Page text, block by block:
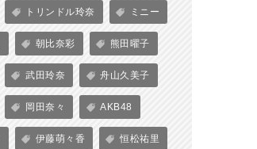
トリンドル玲奈 ミニー
朝比奈彩 熊田曜子
武田玲奈 舟山久美子
岡田奈々 AKB48
伊藤萌々香 恒松祐里